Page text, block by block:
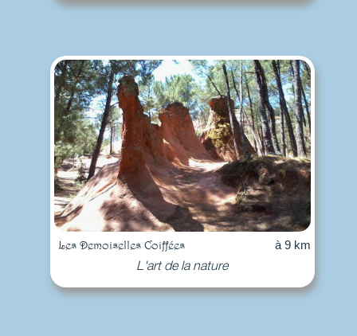
Les Demoiselles Coiffées à 9 km
L'art de la nature